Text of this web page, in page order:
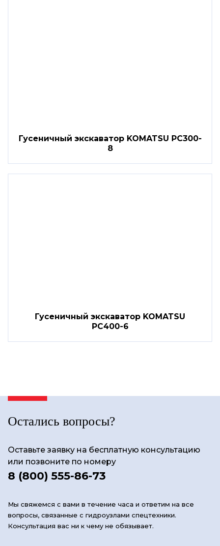
Гусеничный экскаватор KOMATSU PC300-
8
Гусеничный экскаватор KOMATSU
PC400-6
Остались вопросы?
Оставьте заявку на бесплатную консультацию
или позвоните по номеру
8 (800) 555-86-73
Мы свяжемся с вами в течение часа и ответим на все
вопросы, связанные с гидроузлами спецтехники.
Консультация вас ни к чему не обязывает.